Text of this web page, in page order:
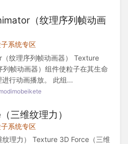
（纹理序列帧动画
系统专区
纹理序列帧动画器） Texture
帧动画器）组件使粒子在其生命
行动画播放。 此组...
三维纹理力）
系统专区
理力） Texture 3D Force（三维